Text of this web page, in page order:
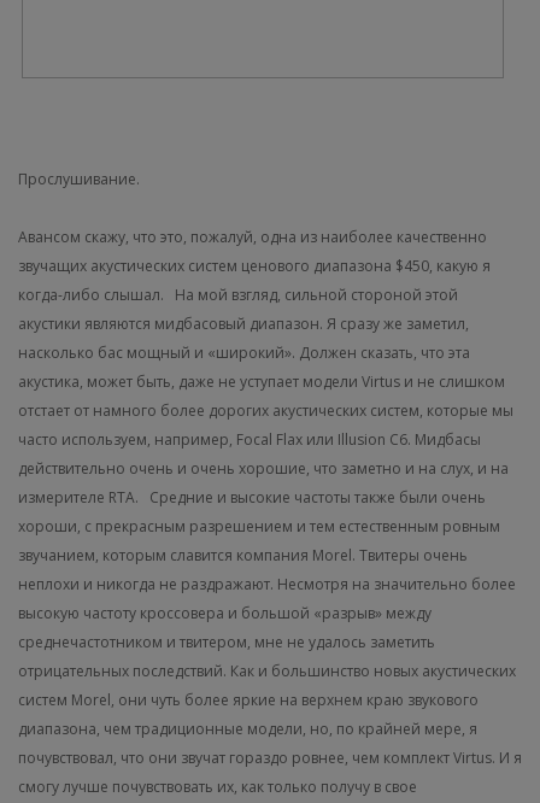
Прослушивание.
Авансом скажу, что это, пожалуй, одна из наиболее качественно
звучащих акустических систем ценового диапазона $450, какую я
когда-либо слышал.
На мой взгляд, сильной стороной этой
акустики являются мидбасовый диапазон. Я сразу же заметил,
насколько бас мощный и «широкий». Должен сказать, что эта
акустика, может быть, даже не уступает модели Virtus и не слишком
отстает от намного более дорогих акустических систем, которые мы
часто используем, например, Focal Flax или Illusion C6. Мидбасы
действительно очень и очень хорошие, что заметно и на слух, и на
измерителе RTA.
Средние и высокие частоты также были очень
хороши, с прекрасным разрешением и тем естественным ровным
звучанием, которым славится компания Morel. Твитеры очень
неплохи и никогда не раздражают. Несмотря на значительно более
высокую частоту кроссовера и большой «разрыв» между
среднечастотником и твитером, мне не удалось заметить
отрицательных последствий. Как и большинство новых акустических
систем Morel, они чуть более яркие на верхнем краю звукового
диапазона, чем традиционные модели, но, по крайней мере, я
почувствовал, что они звучат гораздо ровнее, чем комплект Virtus. И я
смогу лучше почувствовать их, как только получу в свое